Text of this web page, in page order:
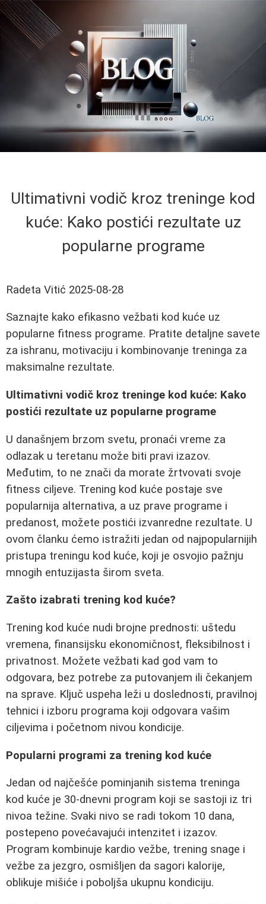
Ultimativni vodič kroz treninge kod
kuće: Kako postići rezultate uz
popularne programe
Radeta Vitić 2025-08-28
Saznajte kako efikasno vežbati kod kuće uz
popularne fitness programe. Pratite detaljne savete
za ishranu, motivaciju i kombinovanje treninga za
maksimalne rezultate.
Ultimativni vodič kroz treninge kod kuće: Kako
postići rezultate uz popularne programe
U današnjem brzom svetu, pronaći vreme za
odlazak u teretanu može biti pravi izazov.
Međutim, to ne znači da morate žrtvovati svoje
fitness ciljeve. Trening kod kuće postaje sve
popularnija alternativa, a uz prave programe i
predanost, možete postići izvanredne rezultate. U
ovom članku ćemo istražiti jedan od najpopularnijih
pristupa treningu kod kuće, koji je osvojio pažnju
mnogih entuzijasta širom sveta.
Zašto izabrati trening kod kuće?
Trening kod kuće nudi brojne prednosti: uštedu
vremena, finansijsku ekonomičnost, fleksibilnost i
privatnost. Možete vežbati kad god vam to
odgovara, bez potrebe za putovanjem ili čekanjem
na sprave. Ključ uspeha leži u doslednosti, pravilnoj
tehnici i izboru programa koji odgovara vašim
ciljevima i početnom nivou kondicije.
Popularni programi za trening kod kuće
Jedan od najčešće pominjanih sistema treninga
kod kuće je 30-dnevni program koji se sastoji iz tri
nivoa težine. Svaki nivo se radi tokom 10 dana,
postepeno povećavajući intenzitet i izazov.
Program kombinuje kardio vežbe, trening snage i
vežbe za jezgro, osmišljen da sagori kalorije,
oblikuje mišiće i poboljša ukupnu kondiciju.